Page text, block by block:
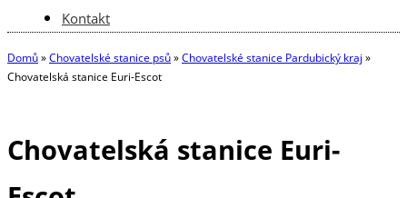
Kontakt
Domů»Chovatelské stanice psů»Chovatelské stanice Pardubický kraj »
Chovatelská stanice Euri-Escot
Chovatelská stanice Euri-